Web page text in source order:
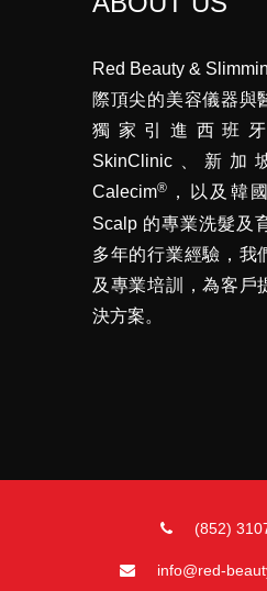
Red Beauty &
際頂尖的美容儀器與
獨家引進西班
SkinClinic、新
Calecim®
，以及韓
Scalp 的專業洗髮及
多年的行業經驗，我
及專業培訓，為客戶
決方案。
(852)
info@red-